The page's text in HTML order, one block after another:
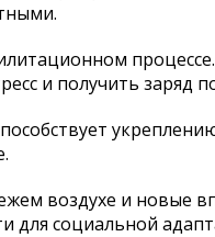
и получить заряд
воздухе и новые
для социальной